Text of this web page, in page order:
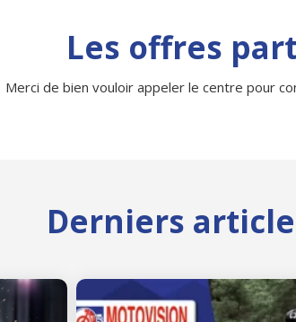
Les offres
Merci de bien vouloir appeler le centre pour
Derniers